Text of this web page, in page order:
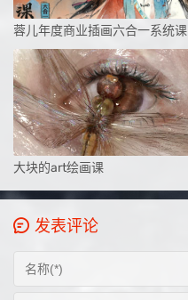
蓉儿年度商业插画六合一系统课
大块的art绘画课
发表评论